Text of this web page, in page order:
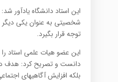
توجه قرار بگیرد.
این عضو هیات علمی استاد
دانست و تصریح کرد: هدف
بلکه افزایش آگاهی‎های اجتماعی است.